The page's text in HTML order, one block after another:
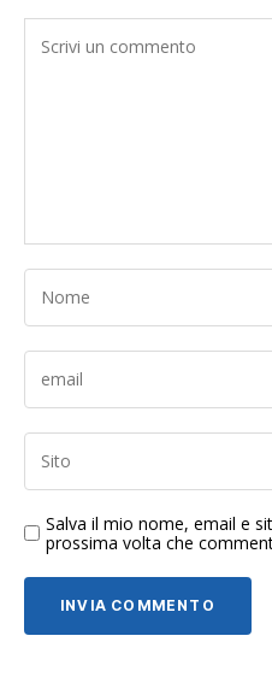
Salva il mio nome, email e
prossima volta che